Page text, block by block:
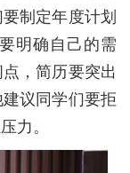
制定年度计划
明确自己的需
，简历要突出
议同学们要拒
力。